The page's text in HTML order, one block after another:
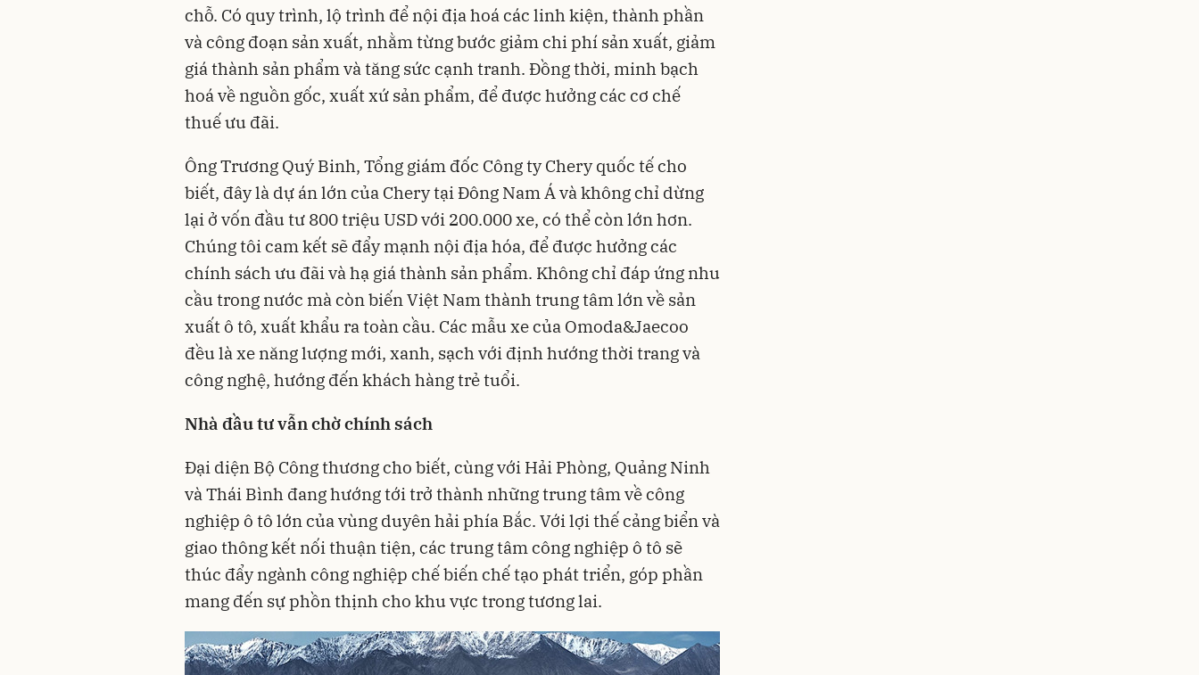
chỗ. Có quy trình, lộ trình để nội địa hoá các linh kiện, thành phần
và công đoạn sản xuất, nhằm từng bước giảm chi phí sản xuất, giảm
giá thành sản phẩm và tăng sức cạnh tranh. Đồng thời, minh bạch
hoá về nguồn gốc, xuất xứ sản phẩm, để được hưởng các cơ chế
thuế ưu đãi.
Ông Trương Quý Binh, Tổng giám đốc Công ty Chery quốc tế cho
biết, đây là dự án lớn của Chery tại Đông Nam Á và không chỉ dừng
lại ở vốn đầu tư 800 triệu USD với 200.000 xe, có thể còn lớn hơn.
Chúng tôi cam kết sẽ đẩy mạnh nội địa hóa, để được hưởng các
chính sách ưu đãi và hạ giá thành sản phẩm. Không chỉ đáp ứng nhu
cầu trong nước mà còn biến Việt Nam thành trung tâm lớn về sản
xuất ô tô, xuất khẩu ra toàn cầu. Các mẫu xe của Omoda&Jaecoo
đều là xe năng lượng mới, xanh, sạch với định hướng thời trang và
công nghệ, hướng đến khách hàng trẻ tuổi.
Nhà đầu tư vẫn chờ chính sách
Đại diện Bộ Công thương cho biết, cùng với Hải Phòng, Quảng Ninh
và Thái Bình đang hướng tới trở thành những trung tâm vềcông
nghiệp ô tô lớn của vùng duyên hải phía Bắc. Với lợi thế cảng biển và
giao thông kết nối thuận tiện, các trung tâm công nghiệp ô tô sẽ
thúc đẩy ngành công nghiệp chế biến chế tạo phát triển, góp phần
mang đến sự phồn thịnh cho khu vực trong tương lai.